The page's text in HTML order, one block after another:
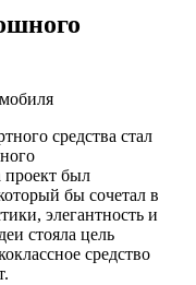
средства стал
проект был
бы сочетал в
элегантность и
стояла цель
средство